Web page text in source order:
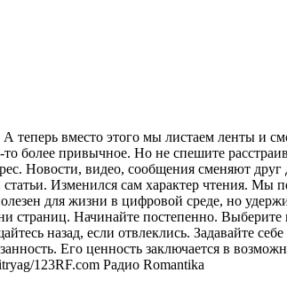
теперь вместо этого мы листаем ленты и
то более привычное. Но не спешите
Новости, видео, сообщения сменяют
Изменился сам характер чтения. Мы
для жизни в цифровой среде, но
страниц. Начинайте постепенно.
назад, если отвлеклись. Задавайте
Его ценность заключается в
123RF.com Радио Romantika